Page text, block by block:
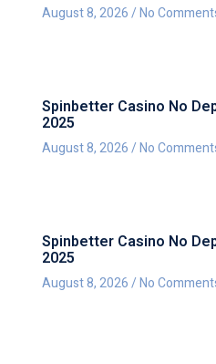
August 8, 2026 No
Spinbetter Casino No
2025
August 8, 2026 No
Spinbetter Casino No
2025
August 8, 2026 No